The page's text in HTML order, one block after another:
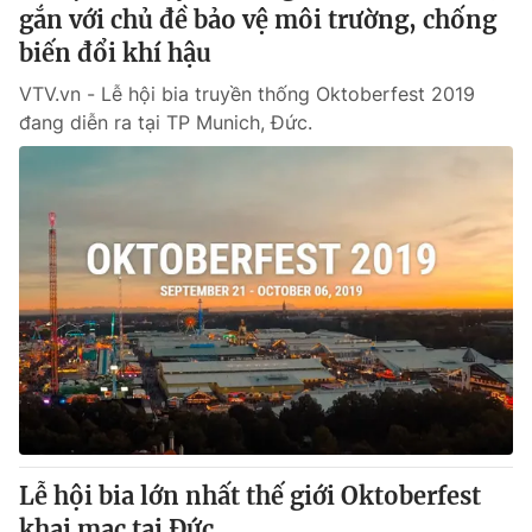
® Cấm sao chép dưới mọi hình thức nếu không có sự chấp
thuận bằng văn bản. Ghi rõ nguồn VTV.vn khi phát hành lại
thông tin từ website này.
gắn với chủ đề bảo vệ môi trường, chống
biến đổi khí hậu
VTV.vn - Lễ hội bia truyền thống Oktoberfest 2019
đang diễn ra tại TP Munich, Đức.
Lễ hội bia lớn nhất thế giới Oktoberfest